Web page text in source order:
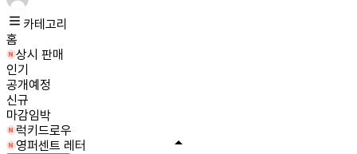
카테고리
홈
상시 판매
인기
공개예정
신규
마감임박
럭키드로우
영퍼센트 레터